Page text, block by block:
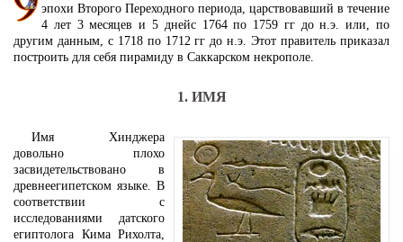
эпохи Второго Переходного периода, царствовавший в течение
4 лет 3 месяцев и 5 днейс 1764 по 1759 гг до н.э. или, по
другим данным, с 1718 по 1712 гг до н.э. Этот правитель приказал
построить для себя пирамиду в Саккарском некрополе.
1. ИМЯ
Имя Хинджера
довольно плохо
засвидетельствовано в
древнеегипетском языке. В
соответствии с
исследованиями датского
египтолога Кима Рихолта,